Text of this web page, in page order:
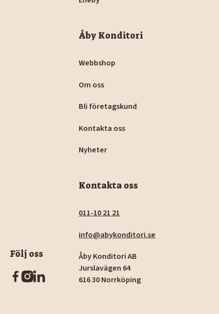
Följ oss
Åby Konditori
Webbshop
Om oss
Bli företagskund
Kontakta oss
Nyheter
Kontakta oss
011-10 21 21
info@abykonditori.se
Åby Konditori AB
Jurslavägen 64
616 30 Norrköping